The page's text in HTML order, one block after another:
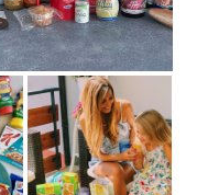
GIULIANI GIUSTO
SENZA GLUTINE